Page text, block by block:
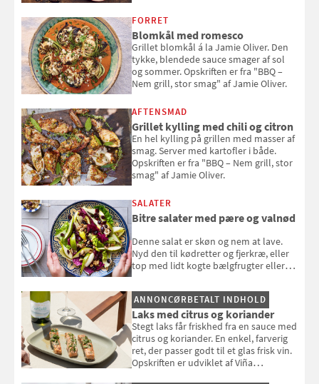
smag" af Jamie Oliver.
FORRET
Blomkål med romesco
Grillet blomkål á la Jamie Oliver. Den
tykke, blendede sauce smager af sol
og sommer. Opskriften er fra "BBQ –
Nem grill, stor smag" af Jamie Oliver.
AFTENSMAD
Grillet kylling med chili og citron
En hel kylling på grillen med masser af
smag. Server med kartofler i både.
Opskriften er fra "BBQ – Nem grill, stor
smag" af Jamie Oliver.
SALATER
Bitre salater med pære og valnød
Denne salat er skøn og nem at lave.
Nyd den til kødretter og fjerkræ, eller
top med lidt kogte bælgfrugter eller
selvstændigt måltid. Opskriften er fra
Louisa Lorangs kogebog "Salat".
ANNONCØRBETALT INDHOLD
Laks med citrus og koriander
Stegt laks får friskhed fra en sauce med
citrus og koriander. En enkel, farverig
ret, der passer godt til et glas frisk vin.
Opskriften er udviklet af Viña